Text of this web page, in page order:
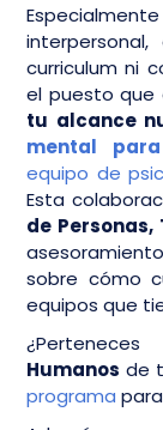
curriculum ni
el puesto que
tu alcance
mental
equipo de
Esta
de
sobre cómo
equipos que
Humanos de
programa